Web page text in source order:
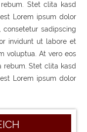
Stet clita kasd
Lorem ipsum dolor
sadipscing
invidunt ut labore et
voluptua. At vero eos
rebum. Stet clita kasd
Lorem ipsum dolor